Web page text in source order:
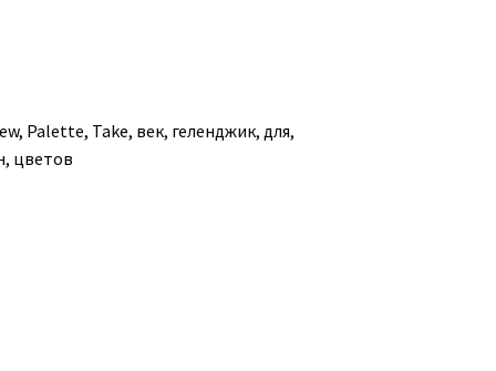
, Palette, Take, век, геленджик,для,
, цветов